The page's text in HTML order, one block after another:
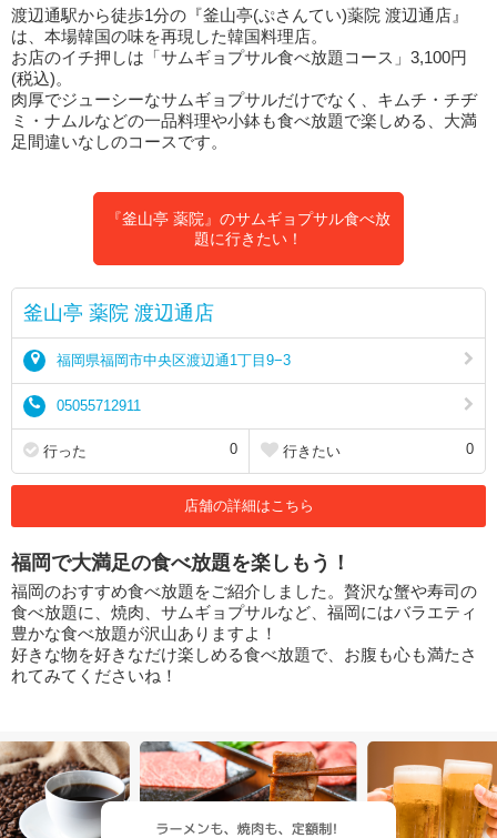
渡辺通駅から徒歩1分の『釜山亭(ぷさんてい)薬院 渡辺通店』
は、本場韓国の味を再現した韓国料理店。
お店のイチ押しは「サムギョプサル食べ放題コース」3,100円
(税込)。
肉厚でジューシーなサムギョプサルだけでなく、キムチ・チヂ
ミ・ナムルなどの一品料理や小鉢も食べ放題で楽しめる、大満
足間違いなしのコースです。
『釜山亭 薬院』のサムギョプサル食べ放
題に行きたい！
釜山亭 薬院 渡辺通店
福岡県福岡市中央区渡辺通1丁目9−3
05055712911
行った 0 行きたい 0
店舗の詳細はこちら
福岡で大満足の食べ放題を楽しもう！
福岡のおすすめ食べ放題をご紹介しました。贅沢な蟹や寿司の
食べ放題に、焼肉、サムギョプサルなど、福岡にはバラエティ
豊かな食べ放題が沢山ありますよ！
好きな物を好きなだけ楽しめる食べ放題で、お腹も心も満たさ
れてみてくださいね！